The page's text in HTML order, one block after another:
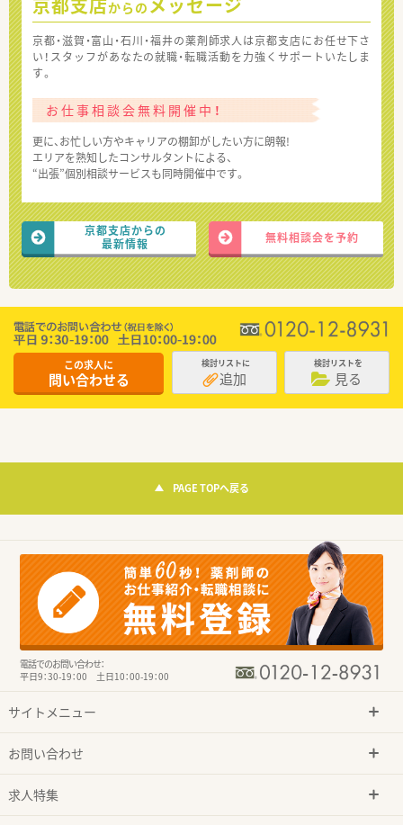
からの
京都・滋賀・富山・石川・福井の薬剤師求人は京都支店にお任せ下さ
い！スタッフがあなたの就職・転職活動を力強くサポートいたしま
す。
お仕事相談会無料開催中！
更に、お忙しい方やキャリアの棚卸がしたい方に朗報!
エリアを熟知したコンサルタントによる、
“出張”個別相談サービスも同時開催中です。
京都支店からの
最新情報
無料相談会を予約
この求人に
問い合わせる
検討リストに
追加
検討リストを
見る
PAGE TOPへ戻る
電話でのお問い合わせ：
平日9：30-19：00 土日10：00-19：00
サイトメニュー
お問い合わせ
求人特集